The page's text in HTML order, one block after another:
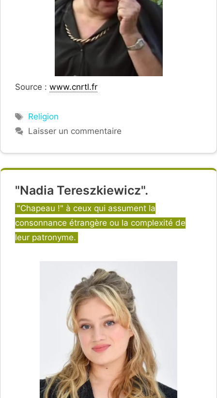
Source : www.cnrtl.fr
Étiquettes
Religion
Laisser un commentaire
"Nadia Tereszkiewicz".
Catégories
"Chapeau !" à ceux qui assument la
consonnance étrangère ou la complexité de
leur patronyme.